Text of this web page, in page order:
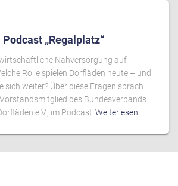
„Regalplatz“
Nahversorgung auf
Rolle spielen Dorfläden heute – und
sich weiter? Über diese Fragen sprach
des Bundesverbands
e.V., im Podcast Weiterlesen